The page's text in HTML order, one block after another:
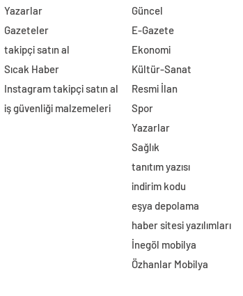
Yazarlar
Gazeteler
takipçi satın al
Sıcak Haber
Instagram takipçi satın al
iş güvenliği malzemeleri
Güncel
E-Gazete
Ekonomi
Kültür-Sanat
Resmi İlan
Spor
Yazarlar
Sağlık
tanıtım yazısı
indirim kodu
eşya depolama
haber sitesi yazılımları
İnegöl mobilya
Özhanlar Mobilya